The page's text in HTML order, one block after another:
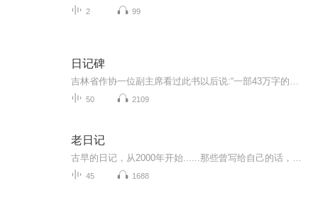
2 99
日记碑
50 2109
老日记
45 1688